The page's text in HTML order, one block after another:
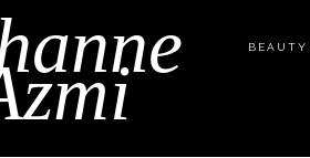
BEAUTY